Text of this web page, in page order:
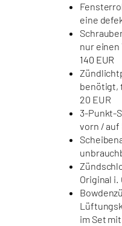
eine
nur einen
140 EUR
benötigt,
20 EUR
3-Punkt-
vorn / auf
Original i.
im Set